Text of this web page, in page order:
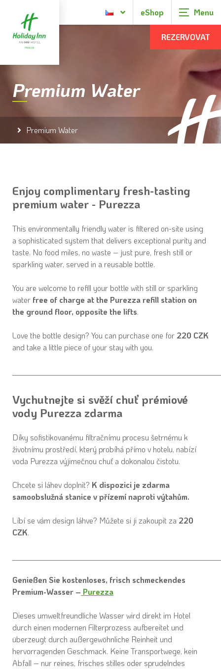
eShop
REZERVOVAT
Premium Water
Premium Water
Enjoy complimentary fresh-tasting
premium water - Purezza
This environmentally friendly water is filtered on-site using
a sophisticated system that delivers exceptional purity and
taste. No food miles, no waste – just pure, fresh still or
sparkling water, served in a reusable bottle.
You are welcome to refill your bottle with still or sparkling
water free of charge at the Purezza refill station on
the ground floor, opposite the lifts.
Love the bottle design? You can purchase one for 220 CZK
and take a little piece of your stay with you.
Vychutnejte si svěží chuť prémiové
vody Purezza zdarma
Díky sofistikovanému filtračnímu procesu šetrnému k
životnímu prostředí, který probíhá přímo v hotelu, nabízí
voda Purezza výjimečnou chuť a dokonalou čistotu.
Chcete si láhev doplnit? K dispozici je zdarma
samoobslužná stanice v přízemí naproti výtahům.
Líbí se vám design láhve? Můžete si ji zakoupit za 220
CZK.
Genießen Sie kostenloses, frisch schmeckendes
Premium-Wasser – Purezza
Dieses umweltfreundliche Wasser wird direkt im Hotel
durch einen modernen Filterprozess aufbereitet und
überzeugt durch außergewöhnliche Reinheit und
hervorragenden Geschmack. Keine Transportwege, kein
Abfall – nur reines, frisches stilles oder sprudelndes